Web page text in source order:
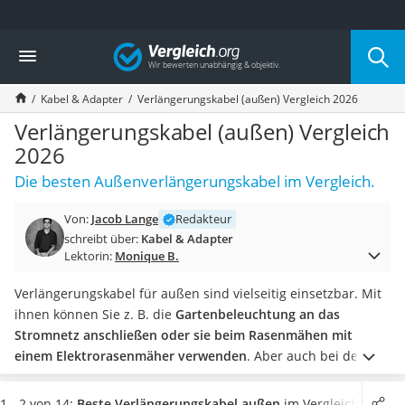
Die beliebtesten Vergleiche nach Kategorie
Elektronik
Powerstation
Monitor 32 Zoll 4K
Fernseher
Drucker
Desktop-PC
Monitor
Laser-Multifunktionsdrucker
Powerline-Adapter
Powerstation mit Solarpanel
Gaming-PC
Soundbar
17-Zoll-Laptop
Satellitenschüssel
Gaming-Headset
Vergleich
Kabel & Adapter Verlängerungskabel (außen) Vergleich 2026
Verlängerungskabel (außen) Vergleich
2026
Die besten Außenverlängerungskabel im Vergleich.
Von: Jacob Lange
Redakteur
schreibt über: Kabel & Adapter
Lektorin: Monique B.
Verlängerungskabel für außen sind vielseitig einsetzbar. Mit
ihnen können Sie z. B. die Gartenbeleuchtung an das
Stromnetz anschließen oder sie beim Rasenmähen mit
einem Elektrorasenmäher verwenden. Aber auch bei der
Verwendung von vielen anderen elektrischen Gartengeräten
sind sie praktisch. Wie Online-Tests zeigen, weisen Outdoor-